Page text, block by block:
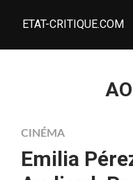
ETAT-CRITIQUE.COM
CINÉMA
Emilia